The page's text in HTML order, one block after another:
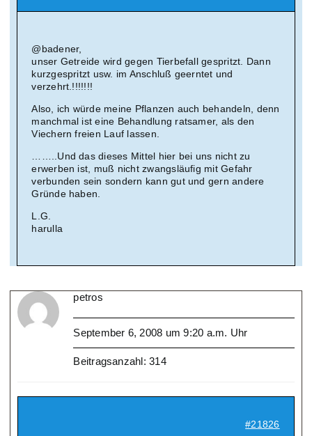
@badener,
unser Getreide wird gegen Tierbefall gespritzt. Dann
kurzgespritzt usw. im Anschluß geerntet und
verzehrt.!!!!!!!
Also, ich würde meine Pflanzen auch behandeln, denn
manchmal ist eine Behandlung ratsamer, als den
Viechern freien Lauf lassen.
……..Und das dieses Mittel hier bei uns nicht zu
erwerben ist, muß nicht zwangsläufig mit Gefahr
verbunden sein sondern kann gut und gern andere
Gründe haben.
L.G.
harulla
petros
September 6, 2008 um 9:20 a.m. Uhr
Beitragsanzahl: 314
#21826